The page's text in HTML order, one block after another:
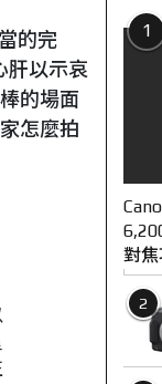
的完
肝以示哀
的場面
怎麼拍
1
對焦
2